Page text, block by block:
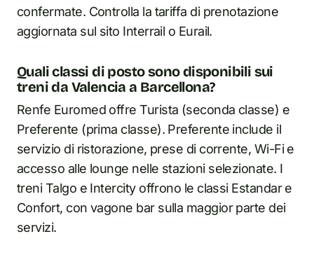
confermate. Controlla la tariffa di prenotazione
aggiornata sul sito Interrail o Eurail.
Quali classi di posto sono disponibili sui
treni da Valencia a Barcellona?
Renfe Euromed offre Turista (seconda classe) e
Preferente (prima classe). Preferente include il
servizio di ristorazione, prese di corrente, Wi-Fi e
accesso alle lounge nelle stazioni selezionate. I
treni Talgo e Intercity offrono le classi Estandar e
Confort, con vagone bar sulla maggior parte dei
servizi.